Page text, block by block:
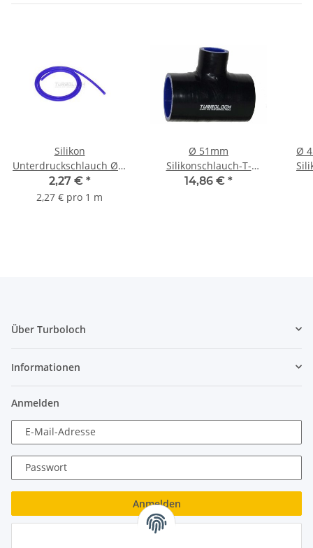
Silikon
Unterdruckschlauch Ø 6
mm - blau
2,27 € *
2,27 € pro 1 m
Ø 51mm
Silikonschlauch-T-
Verbinder mit 25mm
14,86 € *
Ø
Über Turboloch
Informationen
Anmelden
E-Mail-Adresse
Passwort
Anmelden